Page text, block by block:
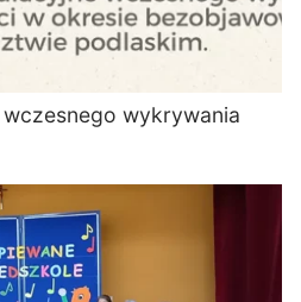
wykrywania